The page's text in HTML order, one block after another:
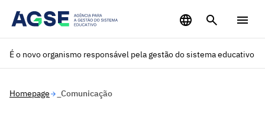
É o novo organismo responsável pela gestão do sistema educativo
Homepage _Comunicação